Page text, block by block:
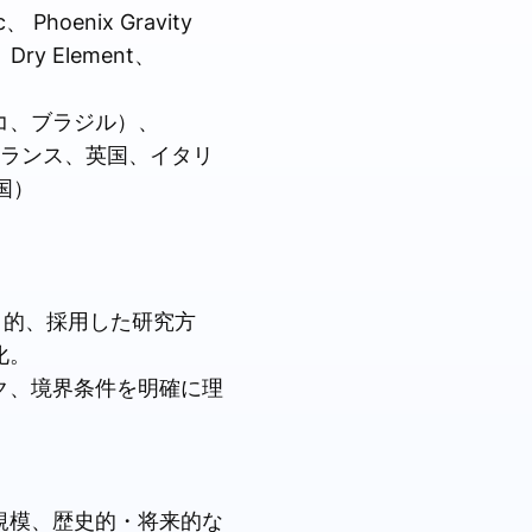
、 Phoenix Gravity
Element、
ブラジル）、
ンス、英国、イタリ
、採用した研究方
境界条件を明確に理
、歴史的・将来的な